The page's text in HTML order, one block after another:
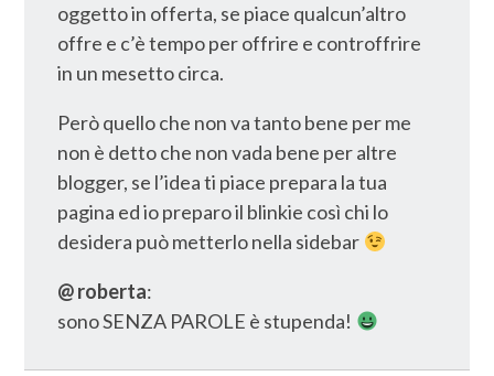
oggetto in offerta, se piace qualcun’altro
offre e c’è tempo per offrire e controffrire
in un mesetto circa.
Però quello che non va tanto bene per me
non è detto che non vada bene per altre
blogger, se l’idea ti piace prepara la tua
pagina ed io preparo il blinkie così chi lo
desidera può metterlo nella sidebar
@ roberta:
sono SENZA PAROLE è stupenda!